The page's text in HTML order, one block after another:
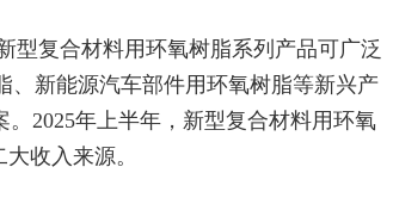
复合材料用环氧树脂系列产品可广泛
、新能源汽车部件用环氧树脂等新兴产
2025年上半年，新型复合材料用环氧
收入来源。